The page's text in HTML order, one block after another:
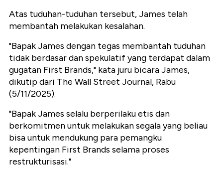
Atas tuduhan-tuduhan tersebut, James telah
membantah melakukan kesalahan.
"Bapak James dengan tegas membantah tuduhan
tidak berdasar dan spekulatif yang terdapat dalam
gugatan First Brands," kata juru bicara James,
dikutip dari The Wall Street Journal, Rabu
(5/11/2025).
"Bapak James selalu berperilaku etis dan
berkomitmen untuk melakukan segala yang beliau
bisa untuk mendukung para pemangku
kepentingan First Brands selama proses
restrukturisasi."